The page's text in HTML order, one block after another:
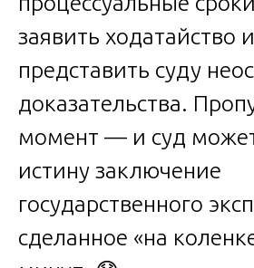
заявить ходатайство и
представить суду
доказательства.
момент — и суд
истину заключение
государственного
сделанное «на